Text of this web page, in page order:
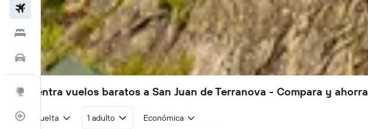
Vuelos
Hoteles
Autos
Explore
Rastreador
Encuentra vuelos baratos a San Juan de Terranova - Compara y ahorra
Ida y vuelta 1 adulto Económica